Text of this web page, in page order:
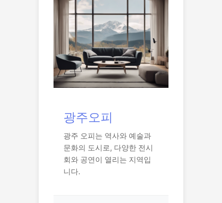
광주오피
광주 오피는 역사와 예술과
문화의 도시로, 다양한 전시
회와 공연이 열리는 지역입
니다.